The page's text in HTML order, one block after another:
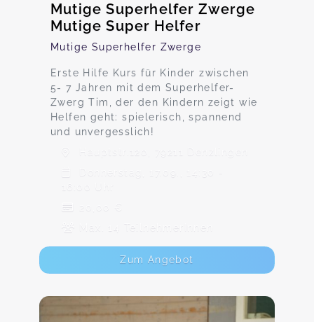
Mutige Superhelfer Zwerge
Mutige Super Helfer
Mutige Superhelfer Zwerge
Erste Hilfe Kurs für Kinder zwischen
5- 7 Jahren mit dem Superhelfer-
Zwerg Tim, der den Kindern zeigt wie
Helfen geht: spielerisch, spannend
und unvergesslich!
Hauptstr.120, 79211 Denzlingen
Donnerstag, 17.09., 14:30 -
16:00 Uhr
20,00 €
Max. 14 TeilnehmerInnen
Zum Angebot